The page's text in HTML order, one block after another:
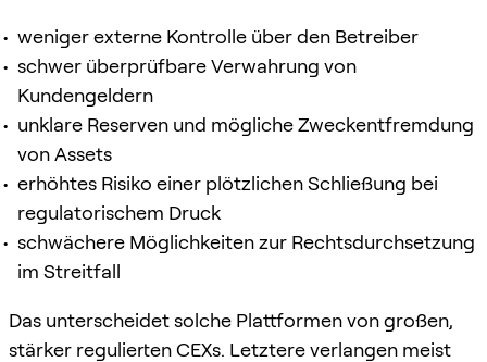
weniger externe Kontrolle über den Betreiber
schwer überprüfbare Verwahrung von
Kundengeldern
unklare Reserven und mögliche Zweckentfremdung
von Assets
erhöhtes Risiko einer plötzlichen Schließung bei
regulatorischem Druck
schwächere Möglichkeiten zur Rechtsdurchsetzung
im Streitfall
Das unterscheidet solche Plattformen von großen,
stärker regulierten CEXs. Letztere verlangen meist